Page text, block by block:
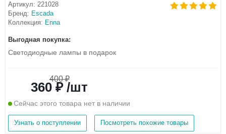
Артикул: 221028
Бренд: Escada
Коллекция: Enna
Выгодная покупка:
Светодиодные лампы в подарок
400 ₽
360 ₽ /шт
Сейчас этого товара нет в наличии
Узнать о поступлении Посмотреть похожие товары